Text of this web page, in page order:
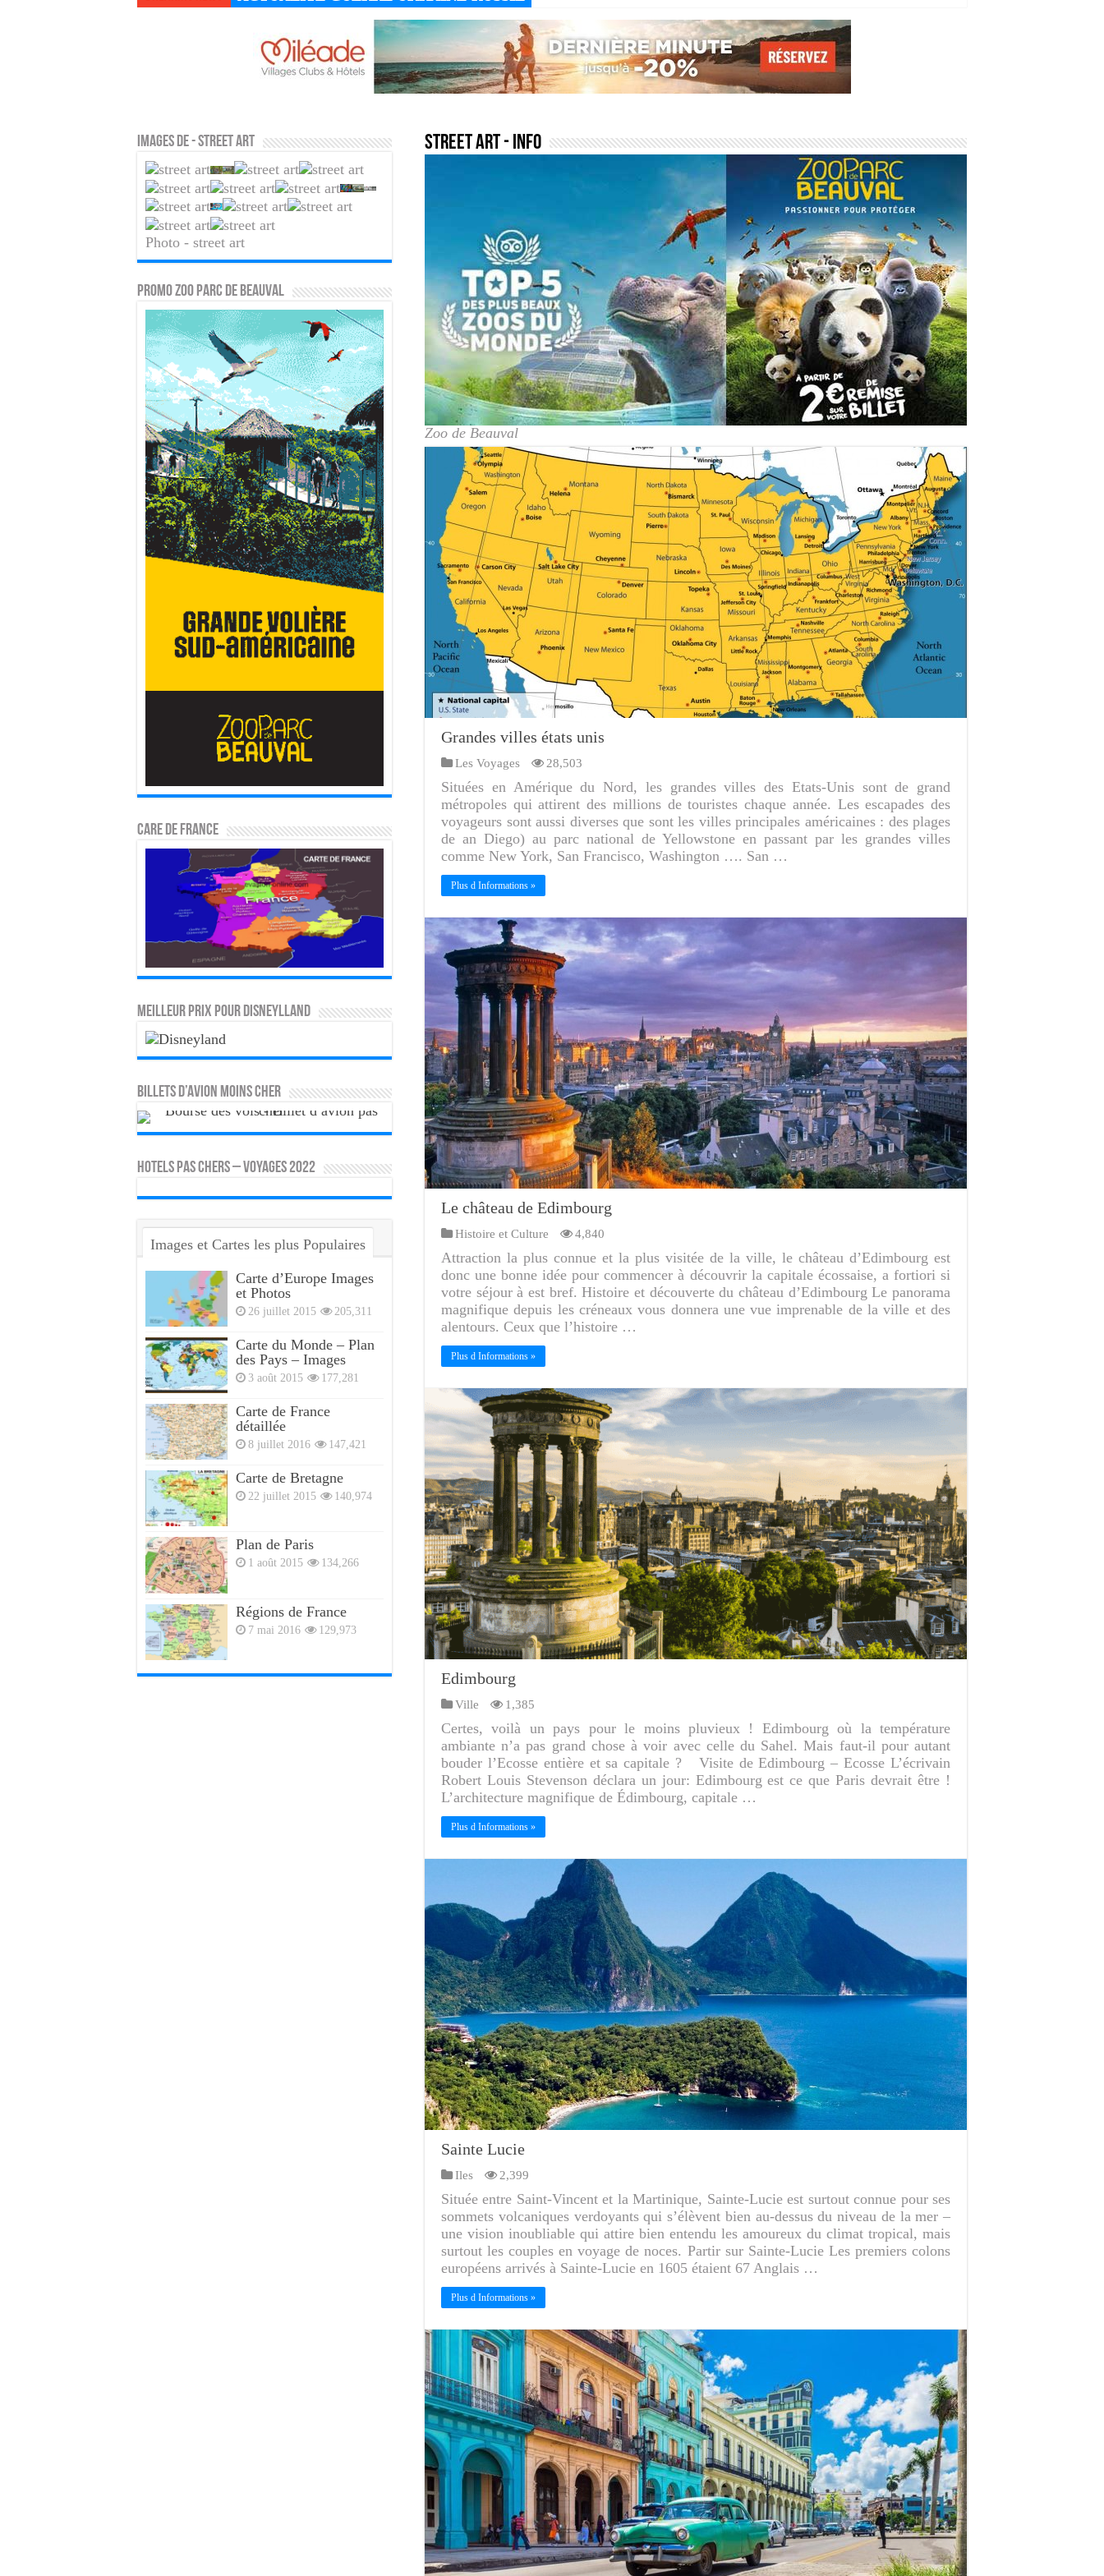
street art- Info
Zoo de Beauval
Grandes villes états unis
Les Voyages 28,503
Situées en Amérique du Nord, les grandes villes des Etats-Unis sont de grand
métropoles qui attirent des millions de touristes chaque année. Les escapades des
voyageurs sont aussi diverses que sont les villes principales américaines : des plages
de an Diego) au parc national de Yellowstone en passant par les grandes villes
comme New York, San Francisco, Washington …. San …
Plus d Informations »
Le château de Edimbourg
Histoire et Culture 4,840
Attraction la plus connue et la plus visitée de la ville, le château d’Edimbourg est
donc une bonne idée pour commencer à découvrir la capitale écossaise, a fortiori si
votre séjour à est bref. Histoire et découverte du château d’Edimbourg Le panorama
magnifique depuis les créneaux vous donnera une vue imprenable de la ville et des
alentours. Ceux que l’histoire …
Plus d Informations »
Edimbourg
Ville 1,385
Certes, voilà un pays pour le moins pluvieux ! Edimbourg où la température
ambiante n’a pas grand chose à voir avec celle du Sahel. Mais faut-il pour autant
bouder l’Ecosse entière et sa capitale ? Visite de Edimbourg – Ecosse L’écrivain
Robert Louis Stevenson déclara un jour: Edimbourg est ce que Paris devrait être !
L’architecture magnifique de Édimbourg, capitale …
Plus d Informations »
Sainte Lucie
Iles 2,399
Située entre Saint-Vincent et la Martinique, Sainte-Lucie est surtout connue pour ses
sommets volcaniques verdoyants qui s’élèvent bien au-dessus du niveau de la mer –
une vision inoubliable qui attire bien entendu les amoureux du climat tropical, mais
surtout les couples en voyage de noces. Partir sur Sainte-Lucie Les premiers colons
européens arrivés à Sainte-Lucie en 1605 étaient 67 Anglais …
Plus d Informations »
Images de - street art
Photo - street art
PROMO ZOO PARC DE BEAUVAL
CARE DE FRANCE
MEILLEUR PRIX POUR DISNEYLLAND
Billets d’avion moins cher
HOTELS PAS CHERS – VOYAGES 2022
Images et Cartes les plus Populaires
Carte d’Europe Images
et Photos
26 juillet 2015 205,311
Carte du Monde – Plan
des Pays – Images
3 août 2015 177,281
Carte de France
détaillée
8 juillet 2016 147,421
Carte de Bretagne
22 juillet 2015 140,974
Plan de Paris
1 août 2015 134,266
Régions de France
7 mai 2016 129,973